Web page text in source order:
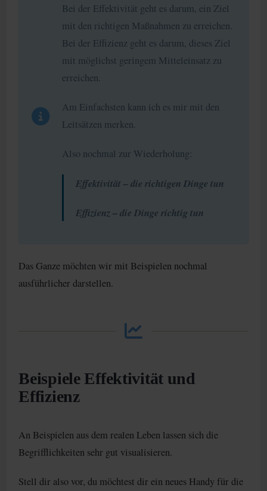
Bei der Effektivität geht es darum, ein Ziel
mit den richtigen Maßnahmen zu erreichen.
Bei der Effizienz geht es darum, dieses Ziel
mit möglichst geringem Mitteleinsatz zu
erreichen.
Am Einfachsten kann ich es mir mit den
Leitsätzen merken.
Also nochmal zur Wiederholung:
Effektivität – die richtigen Dinge tun
Effizienz – die Dinge richtig tun
Das Ganze möchten wir mit Beispielen nochmal
ausführlicher darstellen.
Beispiele Effektivität und
Effizienz
An Beispielen aus dem realen Leben lassen sich die
Begrifflichkeiten sehr gut visualisieren.
Stell dir also vor, du möchtest dir ein neues Handy für die